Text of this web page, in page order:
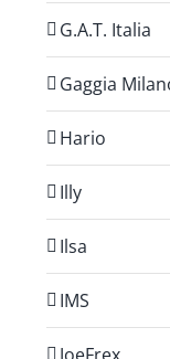
G.A.T. Italia
Gaggia
Hario
Illy
Ilsa
IMS